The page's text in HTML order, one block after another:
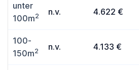
unter
100m2 n.v. 4.622 €
100-
150m2 n.v. 4.133 €